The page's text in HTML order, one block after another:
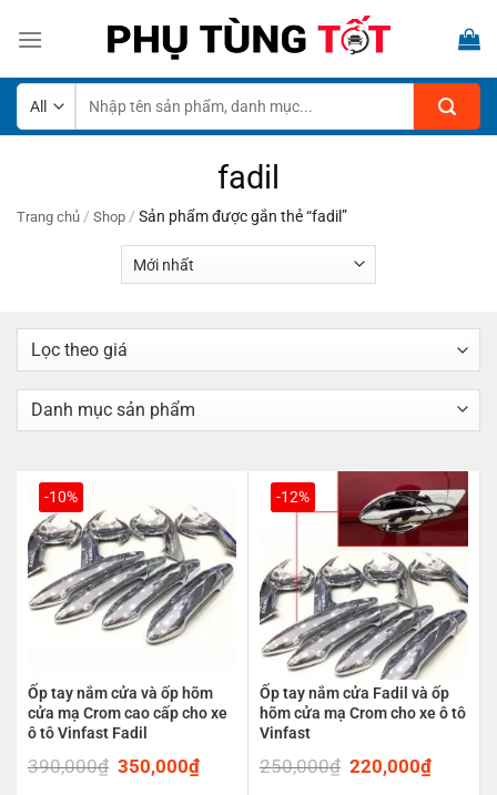
kiếm:
fadil
Trang chủ / Shop / Sản phẩm được gắn thẻ “fadil”
-10%
Ốp tay nắm cửa và ốp hõm
cửa mạ Crom cao cấp cho xe
ô tô Vinfast Fadil
390,000₫ Original
350,000₫Current
-12%
Ốp tay nắm cửa Fadil và ốp
hõm cửa mạ Crom cho xe ô tô
Vinfast
250,000₫ Original
220,000₫Current